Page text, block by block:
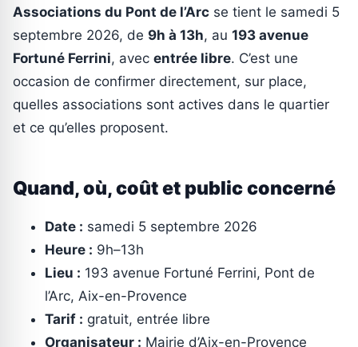
Associations du Pont de l’Arc se tient le samedi 5
septembre 2026, de 9h à 13h, au 193 avenue
Fortuné Ferrini, avec entrée libre. C’est une
occasion de confirmer directement, sur place,
quelles associations sont actives dans le quartier
et ce qu’elles proposent.
Quand, où, coût et public concerné
Date : samedi 5 septembre 2026
Heure : 9h–13h
Lieu : 193 avenue Fortuné Ferrini, Pont de
l’Arc, Aix-en-Provence
Tarif : gratuit, entrée libre
Organisateur : Mairie d’Aix-en-Provence